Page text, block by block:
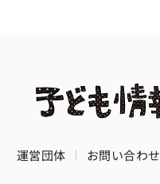
運営団体 お問い合わせ